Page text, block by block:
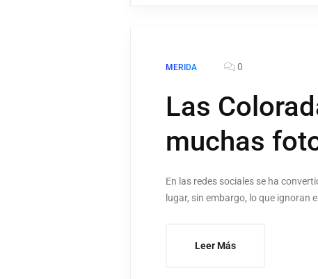
MERIDA 0
Las
muchas
En las redes sociales se ha
lugar, sin embargo, lo que ignoran
Leer Más